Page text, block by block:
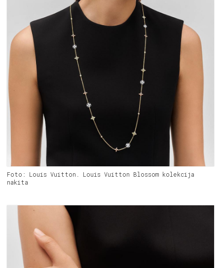
Foto: Louis Vuitton. Louis Vuitton Blossom kolekcija
nakita